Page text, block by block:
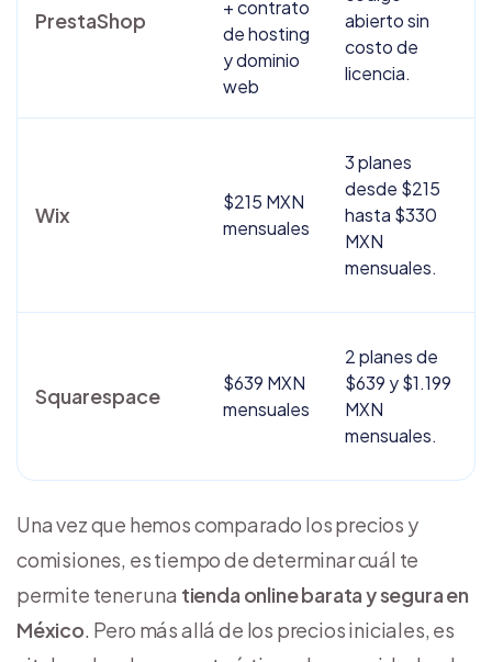
PrestaShop
+ contrato
de hosting
y dominio
web
abierto sin
costo de
licencia.
Wix
$215 MXN
mensuales
3 planes
desde $215
hasta $330
MXN
mensuales.
Squarespace
$639 MXN
mensuales
2 planes de
$639 y $1.199
MXN
mensuales.
Una vez que hemos comparado los precios y
comisiones, es tiempo de determinar cuál te
permite tener una tienda online barata y segura en
México . Pero más allá de los precios iniciales, es